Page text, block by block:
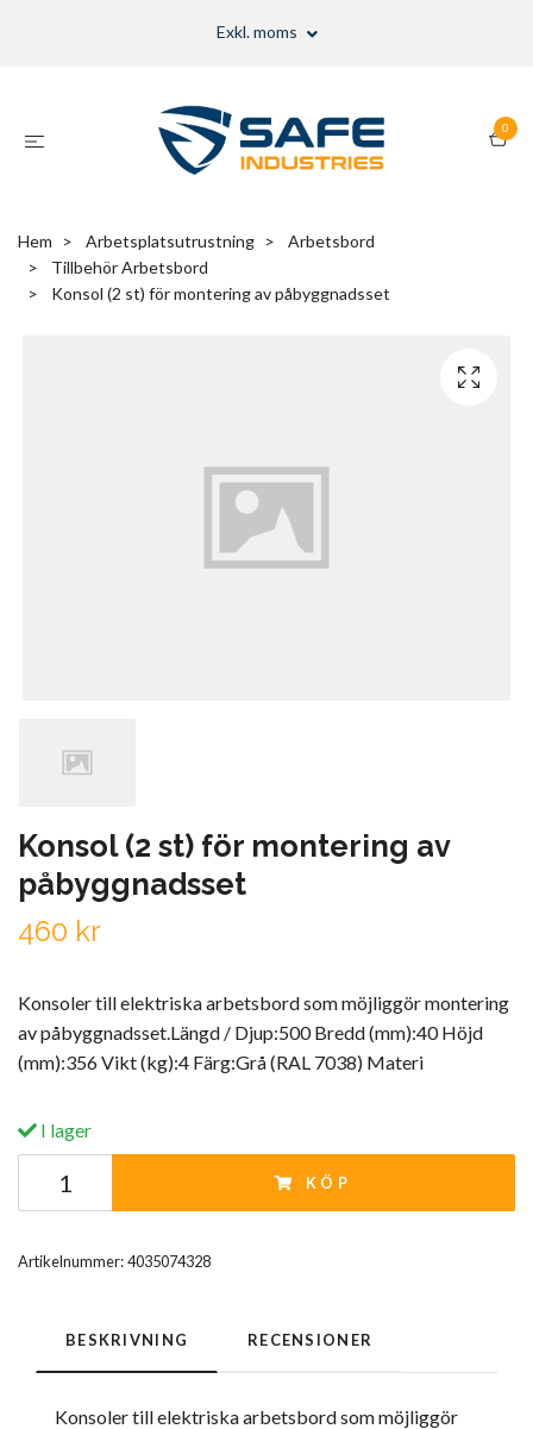
Exkl. moms
0
Hem Arbetsplatsutrustning
Arbetsbord
Tillbehör Arbetsbord
Konsol (2 st) för montering av påbyggnadsset
Konsol (2 st) för montering av
påbyggnadsset
460 kr
Konsoler till elektriska arbetsbord som möjliggör montering
av påbyggnadsset.Längd / Djup:500 Bredd (mm):40 Höjd
(mm):356 Vikt (kg):4 Färg:Grå (RAL 7038) Materi
I lager
KÖP
Artikelnummer:4035074328
BESKRIVNING RECENSIONER
Konsoler till elektriska arbetsbord som möjliggör